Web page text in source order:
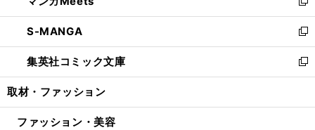
開
く
ウ
で
開
く
ィ
ン
ド
ウ
で
開
い
ウ
ィ
ン
ド
ウ
開
新
し
い
ウ
ィ
ン
ウ
S-MANGA
新
し
い
ウ
ン
集英社コミック文庫
新
し
ウ
取材・ファッション
ファッション・美容